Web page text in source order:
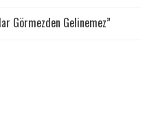
Görmezden Gelinemez”